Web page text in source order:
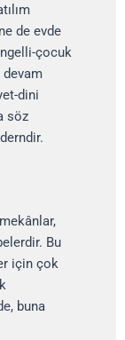
de evde
çocuk
devam
dini
söz
Bu
için çok
buna